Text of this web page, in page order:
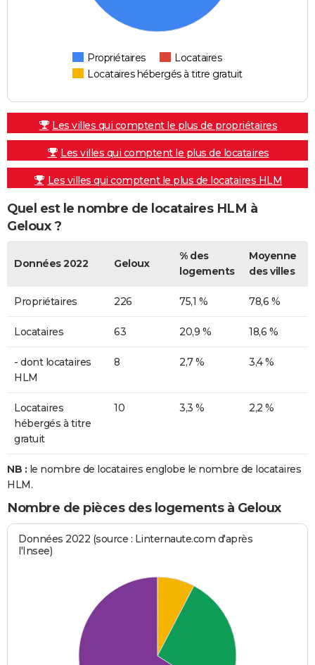
Propriétaires
Locataires
Locataires hébergés à titre gratuit
Les villes qui comptent le plus de propriétaires
Les villes qui comptent le plus de locataires
Les villes qui comptent le plus de locataires HLM
Quel est le nombre de locataires HLM à
Geloux ?
Données 2022 Geloux
% des
logements
Moyenne
des villes
Propriétaires 226 75,1 % 78,6 %
Locataires 63 20,9 % 18,6 %
- dont locataires
HLM
8 2,7 % 3,4 %
Locataires
hébergés à titre
gratuit
10 3,3 % 2,2 %
NB : le nombre de locataires englobe le nombre de locataires
HLM.
Nombre de pièces des logements à Geloux
Données 2022 (source : Linternaute.com d'après
l'Insee)